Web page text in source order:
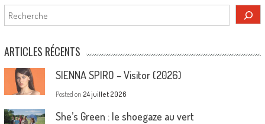
Rechercher
ARTICLES RÉCENTS
SIENNA SPIRO – Visitor (2026)
Posted on 24 juillet 2026
She’s Green : le shoegaze au vert